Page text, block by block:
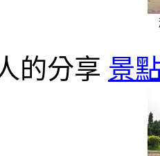
的分享 景